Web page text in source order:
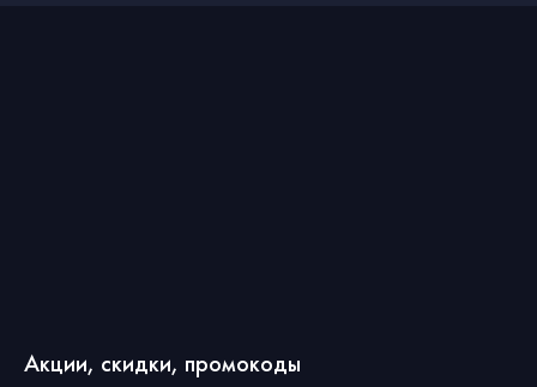
Акции, скидки, промокоды